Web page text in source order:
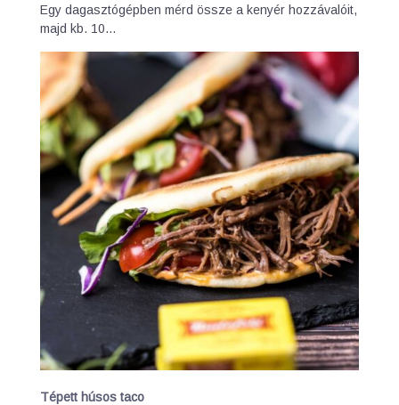
Egy dagasztógépben mérd össze a kenyér hozzávalóit,
majd kb. 10…
Tépett húsos taco